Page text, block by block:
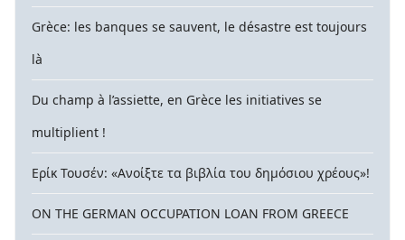
Grèce: les banques se sauvent, le désastre est toujours
là
Du champ à l’assiette, en Grèce les initiatives se
multiplient !
Ερίκ Τουσέν: «Ανοίξτε τα βιβλία του δημόσιου χρέους»!
ON THE GERMAN OCCUPATION LOAN FROM GREECE